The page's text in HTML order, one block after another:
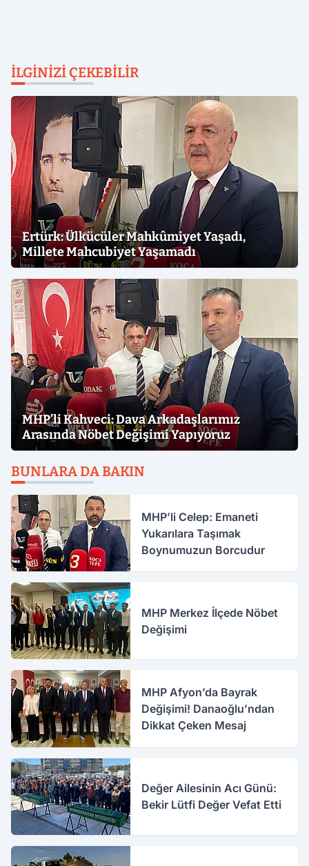
İLGINIZI ÇEKEBILIR
Ertürk: Ülkücüler Mahkûmiyet Yaşadı,
Millete Mahcubiyet Yaşamadı
MHP’li Kahveci: Dava Arkadaşlarımız
Arasında Nöbet Değişimi Yapıyoruz
BUNLARA DA BAKIN
MHP’li Celep: Emaneti
Yukarılara Taşımak
Boynumuzun Borcudur
MHP Merkez İlçede Nöbet
Değişimi
MHP Afyon’da Bayrak
Değişimi! Danaoğlu’ndan
Dikkat Çeken Mesaj
Değer Ailesinin Acı Günü:
Bekir Lütfi Değer Vefat Etti